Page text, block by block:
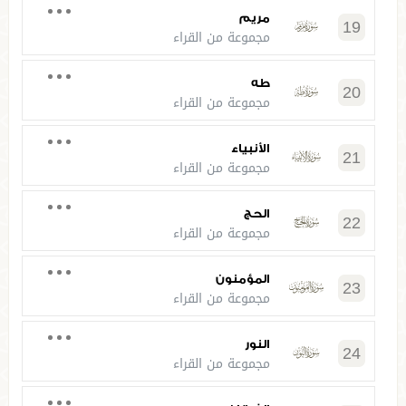
19 مريم
مجموعة من القراء
20 طه
مجموعة من القراء
21 الأنبياء
مجموعة من القراء
22 الحج
مجموعة من القراء
23 المؤمنون
مجموعة من القراء
24 النور
مجموعة من القراء